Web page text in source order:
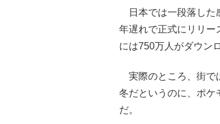
日本では一段落した
年遅れで正式にリリー
には750万人がダウン
実際のところ、街で
冬だというのに、ポケ
だ。